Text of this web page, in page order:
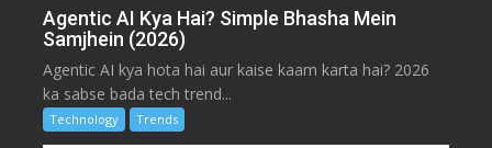
Agentic AI Kya Hai? Simple Bhasha Mein
Samjhein (2026)
Agentic AI kya hota hai aur kaise kaam karta hai? 2026
ka sabse bada tech trend...
Technology Trends